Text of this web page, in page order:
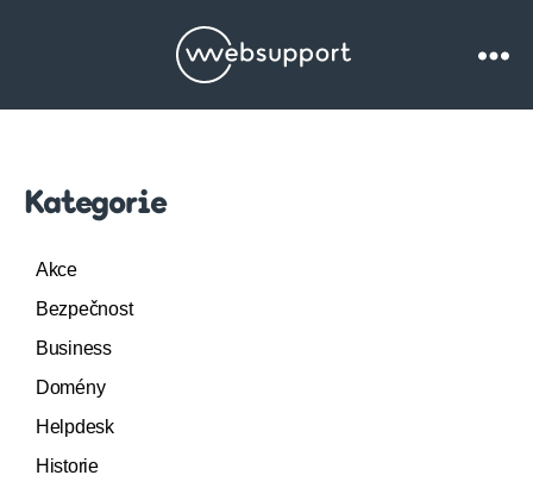
Websupport.cz
Kategorie
Akce
Bezpečnost
Business
Domény
Helpdesk
Historie